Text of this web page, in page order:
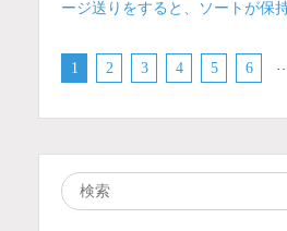
ージ送りをすると、ソートが保
1 2 3 4 5 6